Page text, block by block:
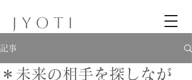
J Y O T I
記事
＊未来の相手を探しなが